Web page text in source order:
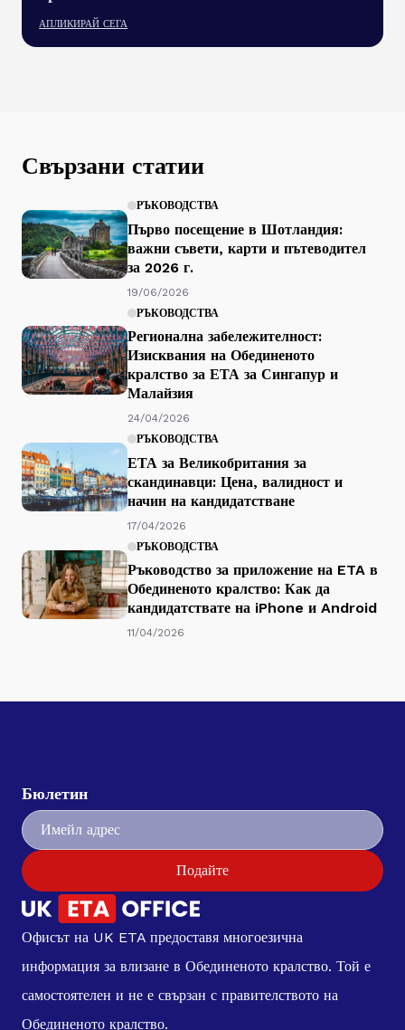
АПЛИКИРАЙ СЕГА
Свързани статии
РЪКОВОДСТВА
Първо посещение в Шотландия:
важни съвети, карти и пътеводител
за 2026 г.
19/06/2026
РЪКОВОДСТВА
Регионална забележителност:
Изисквания на Обединеното
кралство за ЕТА за Сингапур и
Малайзия
24/04/2026
РЪКОВОДСТВА
ЕТА за Великобритания за
скандинавци: Цена, валидност и
начин на кандидатстване
17/04/2026
РЪКОВОДСТВА
Ръководство за приложение на ETA в
Обединеното кралство: Как да
кандидатствате на iPhone и Android
11/04/2026
Бюлетин
Подайте
Офисът на UK ETA предоставя многоезична
информация за влизане в Обединеното кралство. Той е
самостоятелен и не е свързан с правителството на
Обединеното кралство.